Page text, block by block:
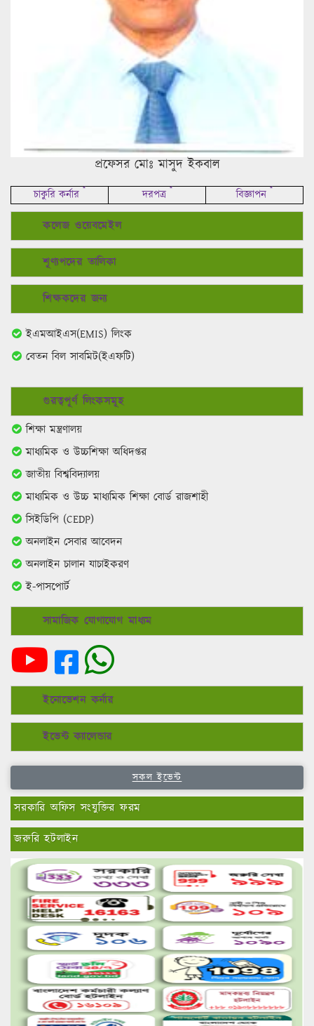
প্রফেসর মোঃ মাসুদ ইকবাল
চাকুরি কর্নার * দরপত্র * বিজ্ঞাপন *
কলেজ ওয়েবমেইল
শূণ্যপদের তালিকা
শিক্ষকদের জন্য
ইএমআইএস(EMIS) লিংক
বেতন বিল সাবমিট(ইএফটি)
গুরত্বপূর্ণ লিংকসমূহ
শিক্ষা মন্ত্রণালয়
মাধ্যমিক ও উচ্চশিক্ষা অধিদপ্তর
জাতীয় বিশ্ববিদ্যালয়
মাধ্যমিক ও উচ্চ মাধ্যমিক শিক্ষা বোর্ড রাজশাহী
সিইডিপি (CEDP)
অনলাইন সেবার আবেদন
অনলাইন চালান যাচাইকরণ
ই-পাসপোর্ট
সামাজিক যোগাযোগ মাধ্যম
ইনোভেশন কর্নার
ইভেন্ট ক্যালেন্ডার
সকল ইভেন্ট
সরকারি অফিস সংযুক্তির ফরম
জরুরি হটলাইন